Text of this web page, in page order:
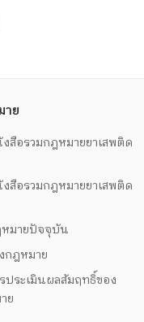
ย
สือรวมกฎหมายยาเสพติด
สือรวมกฎหมายยาเสพติด
มายปัจจุบัน
กฎหมาย
ประเมินผลสัมฤทธิ์ของ
ย